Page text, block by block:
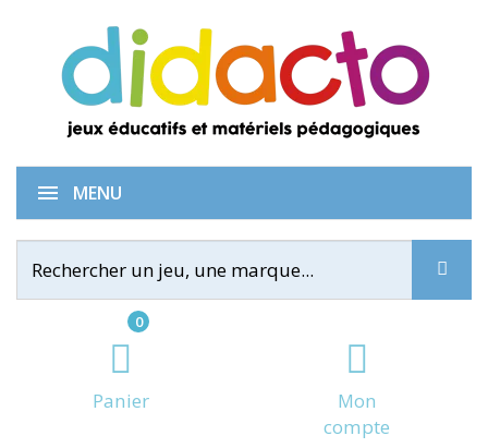
0
Panier
Mon
compte
MENU
Hop! Hop! Hop!